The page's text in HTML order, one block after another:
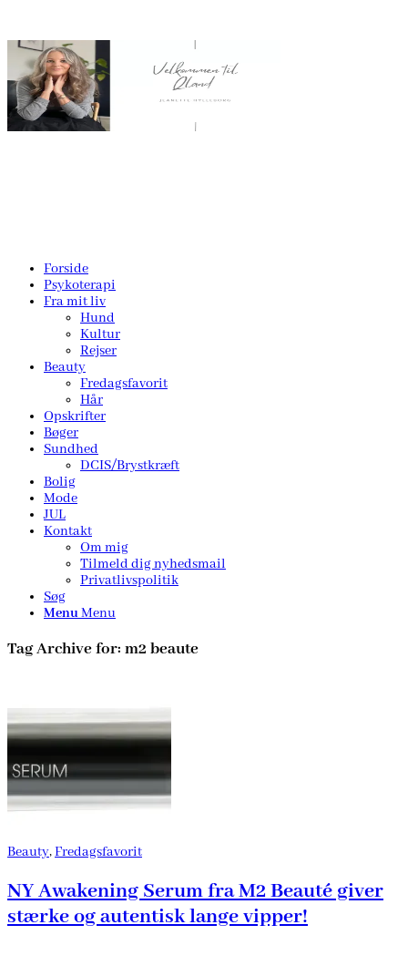
Forside
Psykoterapi
Fra mit liv
Hund
Kultur
Rejser
Beauty
Fredagsfavorit
Hår
Opskrifter
Bøger
Sundhed
DCIS/Brystkræft
Bolig
Mode
JUL
Kontakt
Om mig
Tilmeld dig nyhedsmail
Privatlivspolitik
Søg
MenuMenu
Tag Archive for: m2 beaute
Beauty,Fredagsfavorit
NY Awakening Serum fra M2 Beauté giver
stærke og autentisk lange vipper!